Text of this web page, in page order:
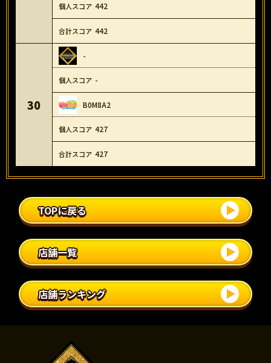
442
442
30
-
-
B0M8A2
427
427
TOPに戻る
店舗一覧
店舗ランキング